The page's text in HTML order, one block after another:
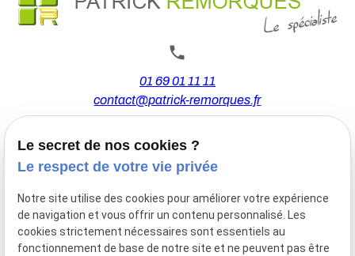
01 69 01 11 11
contact@patrick-remorques.fr
44 Avenue de la Division Leclerc
91160 BALLAINVILLIERS
Du Mardi au Samedi
De 9h00 à 12h30 et de 13h30 à 18h00
Le secret de nos cookies ?
Le respect de votre vie privée
Notre site utilise des cookies pour améliorer votre expérience
de navigation et vous offrir un contenu personnalisé. Les
cookies strictement nécessaires sont essentiels au
fonctionnement de base de notre site et ne peuvent pas être